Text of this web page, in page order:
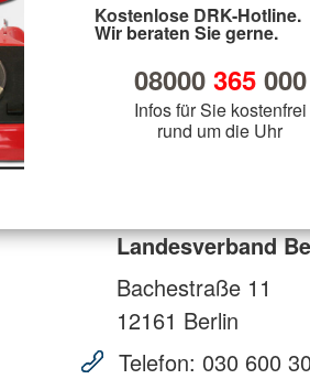
Kostenlose DRK-Hotline.
Wir beraten Sie gerne.
08000 365000
Infos für Sie kostenfrei
rund um die Uhr
Landesverband
Bachestraße 11
12161 Berlin
Telefon: 030 600